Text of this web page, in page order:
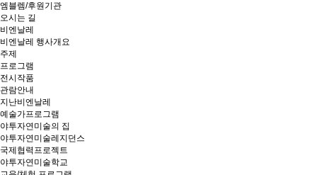
엠블렘/후원기관
오시는 길
비엔날레
비엔날레 행사개요
주제
프로그램
전시작품
관람안내
지난비엔날레
예술가프로그램
야투자연미술의 집
야투자연미술레지던스
국제협력프로젝트
야투자연미술학교